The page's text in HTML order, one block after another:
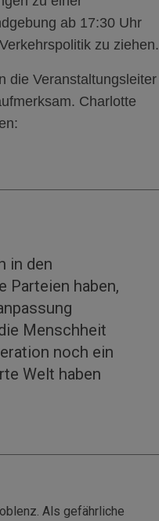
ab 17:30 Uhr
zu ziehen.
die Veranstaltungsleiter
Charlotte
in den
Parteien haben,
Menschheit
noch ein
Welt haben
Als gefährliche